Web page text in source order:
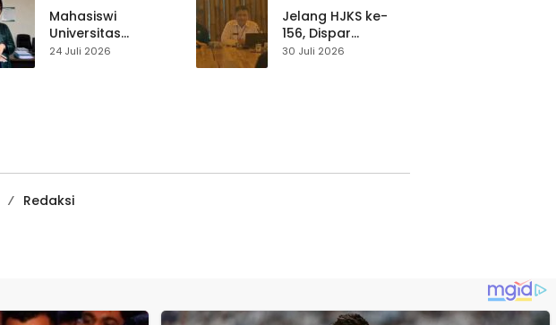
Pasar Cisaat
Mahasiswi
Universitas
Muhammadiyah
24 Juli 2026
Waspada
Jelang HJKS ke-
156, Dispar
Kabupaten
30 Juli 2026
Redaksi